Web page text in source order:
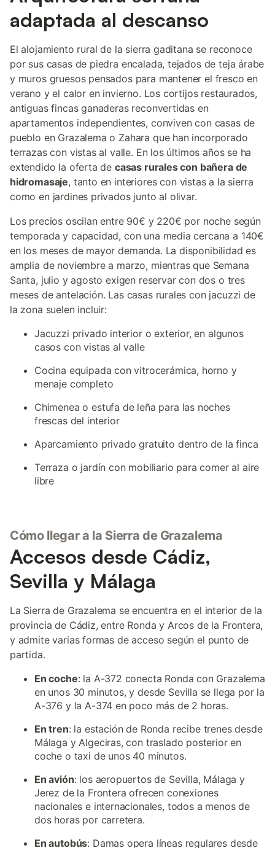
adaptada al descanso
El alojamiento rural de la sierra gaditana se reconoce
por sus casas de piedra encalada, tejados de teja árabe
y muros gruesos pensados para mantener el fresco en
verano y el calor en invierno. Los cortijos restaurados,
antiguas fincas ganaderas reconvertidas en
apartamentos independientes, conviven con casas de
pueblo en Grazalema o Zahara que han incorporado
terrazas con vistas al valle. En los últimos años se ha
extendido la oferta de casas rurales con bañera de
hidromasaje, tanto en interiores con vistas a la sierra
como en jardines privados junto al olivar.
Los precios oscilan entre 90€ y 220€ por noche según
temporada y capacidad, con una media cercana a 140€
en los meses de mayor demanda. La disponibilidad es
amplia de noviembre a marzo, mientras que Semana
Santa, julio y agosto exigen reservar con dos o tres
meses de antelación. Las casas rurales con jacuzzi de
la zona suelen incluir:
Jacuzzi privado interior o exterior, en algunos
casos con vistas al valle
Cocina equipada con vitrocerámica, horno y
menaje completo
Chimenea o estufa de leña para las noches
frescas del interior
Aparcamiento privado gratuito dentro de la finca
Terraza o jardín con mobiliario para comer al aire
libre
Cómo llegar a la Sierra de Grazalema
Accesos desde Cádiz,
Sevilla y Málaga
La Sierra de Grazalema se encuentra en el interior de la
provincia de Cádiz, entre Ronda y Arcos de la Frontera,
y admite varias formas de acceso según el punto de
partida.
En coche: la A-372 conecta Ronda con Grazalema
en unos 30 minutos, y desde Sevilla se llega por la
A-376 y la A-374 en poco más de 2 horas.
En tren: la estación de Ronda recibe trenes desde
Málaga y Algeciras, con traslado posterior en
coche o taxi de unos 40 minutos.
En avión: los aeropuertos de Sevilla, Málaga y
Jerez de la Frontera ofrecen conexiones
nacionales e internacionales, todos a menos de
dos horas por carretera.
En autobús: Damas opera líneas regulares desde